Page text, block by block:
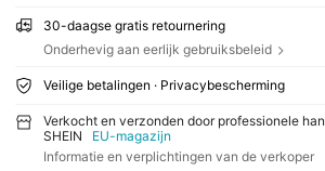
30-daagse gratis retournering
Onderhevig aan eerlijk gebruiksbeleid
Veilige betalingen · Privacybescherming
Verkocht en verzonden door professionele
SHEIN
EU-magazijn
Informatie en verplichtingen van de verkoper